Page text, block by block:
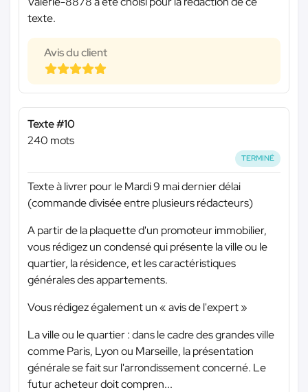
texte.
Avis du client
Texte #10
240 mots
TERMINÉ
Texte à livrer pour le Mardi 9 mai dernier délai
(commande divisée entre plusieurs rédacteurs)
A partir de la plaquette d'un promoteur immobilier,
vous rédigez un condensé qui présente la ville ou le
quartier, la résidence, et les caractéristiques
générales des appartements.
Vous rédigez également un « avis de l'expert »
La ville ou le quartier : dans le cadre des grandes ville
comme Paris, Lyon ou Marseille, la présentation
générale se fait sur l'arrondissement concerné. Le
futur acheteur doit compren...